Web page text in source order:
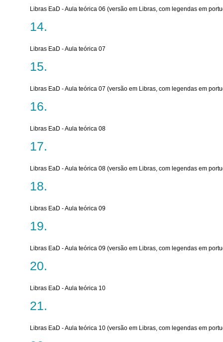
Libras EaD - Aula teórica 06 (versão em Libras, com legendas em
Libras EaD - Aula teórica 07
Libras EaD - Aula teórica 07 (versão em Libras, com legendas em
Libras EaD - Aula teórica 08
Libras EaD - Aula teórica 08 (versão em Libras, com legendas em
Libras EaD - Aula teórica 09
Libras EaD - Aula teórica 09 (versão em Libras, com legendas em
Libras EaD - Aula teórica 10
Libras EaD - Aula teórica 10 (versão em Libras, com legendas em